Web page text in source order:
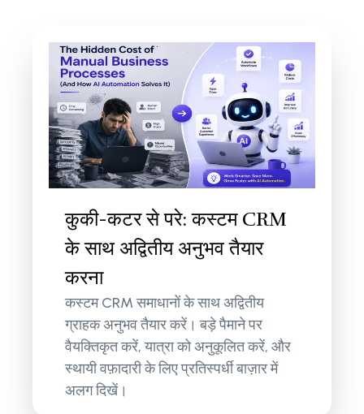
कुकी-कटर से परे: कस्टम CRM
के साथ अद्वितीय अनुभव तैयार
करना
कस्टम CRM समाधानों के साथ अद्वितीय
ग्राहक अनुभव तैयार करें। बड़े पैमाने पर
वैयक्तिकृत करें, यात्रा को अनुकूलित करें, और
स्थायी वफ़ादारी के लिए प्रतिस्पर्धी बाज़ार में
अलग दिखें।